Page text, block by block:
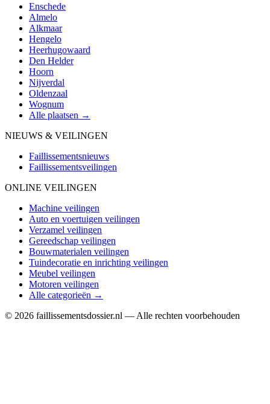
Enschede
Almelo
Alkmaar
Hengelo
Heerhugowaard
Den Helder
Hoorn
Nijverdal
Oldenzaal
Wognum
Alle plaatsen →
NIEUWS & VEILINGEN
Faillissementsnieuws
Faillissementsveilingen
ONLINE VEILINGEN
Machine veilingen
Auto en voertuigen veilingen
Verzamel veilingen
Gereedschap veilingen
Bouwmaterialen veilingen
Tuindecoratie en inrichting veilingen
Meubel veilingen
Motoren veilingen
Alle categorieën →
© 2026 faillissementsdossier.nl — Alle rechten voorbehouden